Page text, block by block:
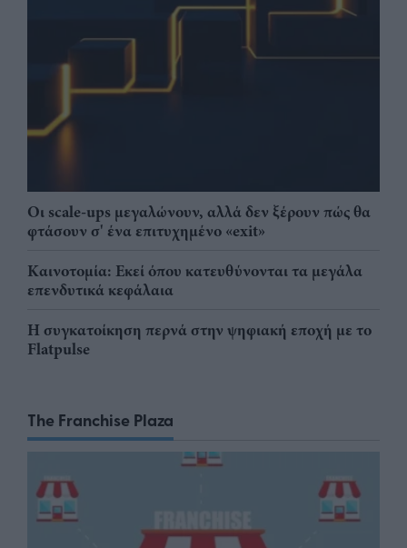
Οι scale-ups μεγαλώνουν, αλλά δεν ξέρουν πώς θα
φτάσουν σ' ένα επιτυχημένο «exit»
Καινοτομία: Εκεί όπου κατευθύνονται τα μεγάλα
επενδυτικά κεφάλαια
Η συγκατοίκηση περνά στην ψηφιακή εποχή με το
Flatpulse
The Franchise Plaza